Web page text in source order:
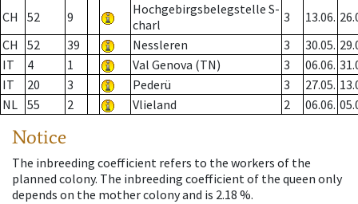
CH
52 9
Hochgebirgsbelegstelle S-
charl
3 13.06.
CH
52 39 Nessleren 3 30.05.
IT
4 1 Val Genova (TN) 3 06.06.
IT
20 3 Pederü 3 27.05.
NL 55 2 Vlieland 2 06.06.
Notice
The inbreeding coefficient refers to the workers of the
planned colony. The inbreeding coefficient of the queen only
depends on the mother colony and is 2.18 %.